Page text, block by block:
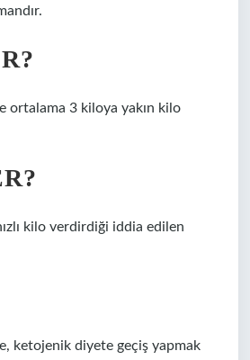
ortalama 3 kiloya yakın kilo
kilo verdirdiği iddia edilen
ketojenik diyete geçiş yapmak